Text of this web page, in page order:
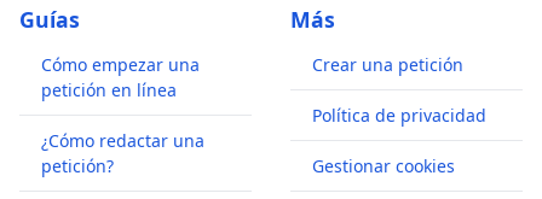
Guías
Cómo empezar una
petición en línea
¿Cómo redactar una
petición?
Más
Crear una petición
Política de privacidad
Gestionar cookies